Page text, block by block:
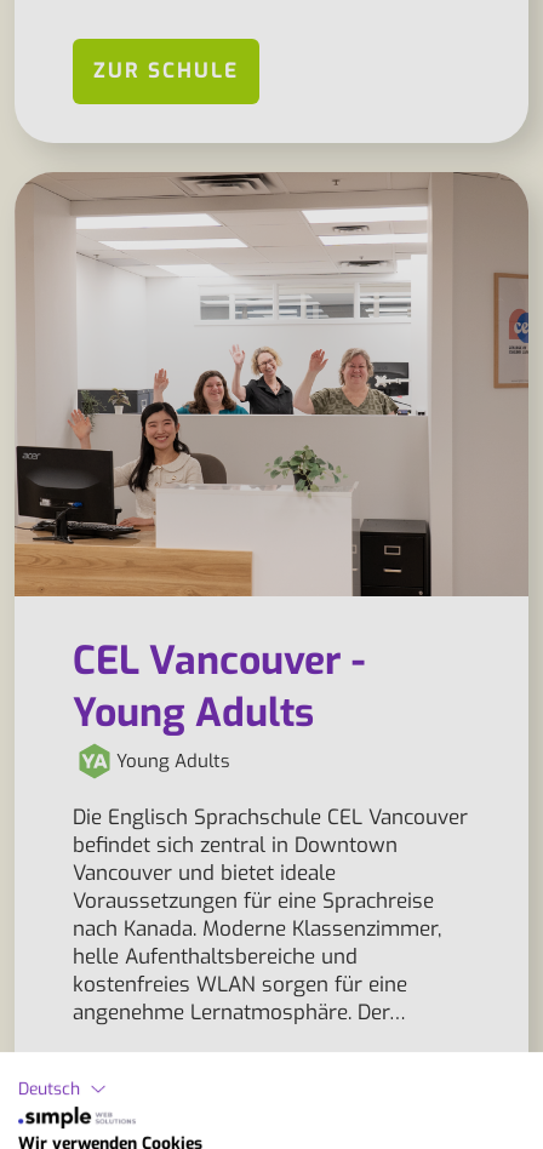
ZUR SCHULE
CEL Vancouver -
Young Adults
Young Adults
Die Englisch Sprachschule CEL Vancouver
befindet sich zentral in Downtown
Vancouver und bietet ideale
Voraussetzungen für eine Sprachreise
nach Kanada. Moderne Klassenzimmer,
helle Aufenthaltsbereiche und
kostenfreies WLAN sorgen für eine
angenehme Lernatmosphäre. Der…
ZUR SCHULE
Deutsch
Wir verwenden Cookies